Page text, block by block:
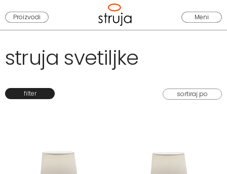
Proizvodi Meni
struja svetiljke
filter